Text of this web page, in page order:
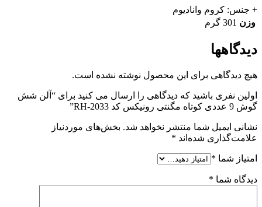
+ جنس: کروم وانادیوم
وزن 301 گرم
دیدگاهها
هیچ دیدگاهی برای این محصول نوشته نشده است.
اولین نفری باشید که دیدگاهی را ارسال می کنید برای “آلن شش
گوش 9 عددی کوتاه مگنتی رونیکس کد RH-2033”
نشانی ایمیل شما منتشر نخواهد شد. بخش‌های موردنیاز
علامت‌گذاری شده‌اند *
امتیاز شما *
دیدگاه شما *